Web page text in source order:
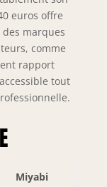
à
en
une
une
une
ventre
euros offre
marques
comme
rapport
tout
Miyabi